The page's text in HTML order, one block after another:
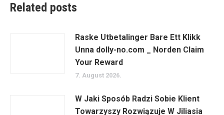
Related posts
Raske Utbetalinger Bare Ett Klikk
Unna dolly-no.com _ Norden Claim
Your Reward
7. August 2026.
W Jaki Sposób Radzi Sobie Klient
Towarzyszy Rozwiązuje W Jiliasia